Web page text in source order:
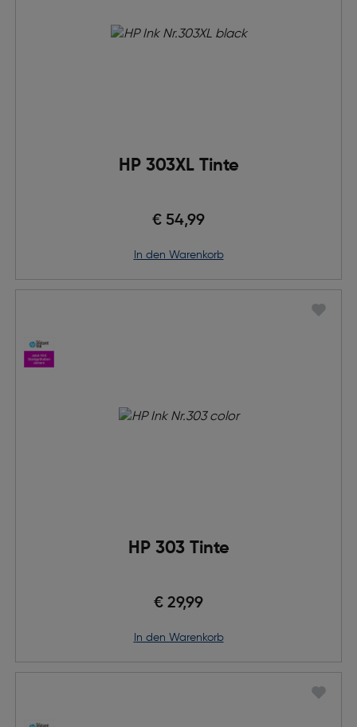
HP 303XL Tinte
€ 54,99
in den Warenkorb
HP 303 Tinte
€ 29,99
in den Warenkorb